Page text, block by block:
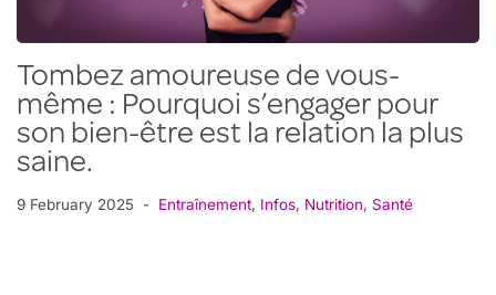
Tombez amoureuse de vous-
même : Pourquoi s’engager pour
son bien-être est la relation la plus
saine.
9 February 2025 Entraînement, Infos, Nutrition, Santé